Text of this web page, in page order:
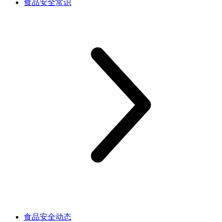
食品安全常识
食品安全动态